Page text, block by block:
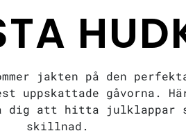
jakten på den
uppskattade gåvorna.
att hitta julklappar
skillnad.